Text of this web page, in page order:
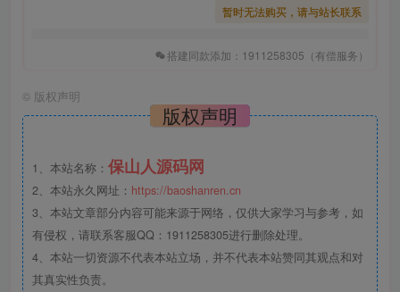
暂时无法购买，请与站长联系
搭建同款添加：1911258305（有偿服务）
© 版权声明
版权声明
1、本站名称： 保山人源码网
2、本站永久网址： https://baoshanren.cn
3、本站文章部分内容可能来源于网络，仅供大家学习与参考，如
有侵权，请联系客服QQ：1911258305进行删除处理。
4、本站一切资源不代表本站立场，并不代表本站赞同其观点和对
其真实性负责。